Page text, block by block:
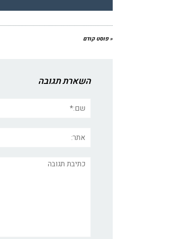
« פוסט קודם
השארת תגובה
תגובה